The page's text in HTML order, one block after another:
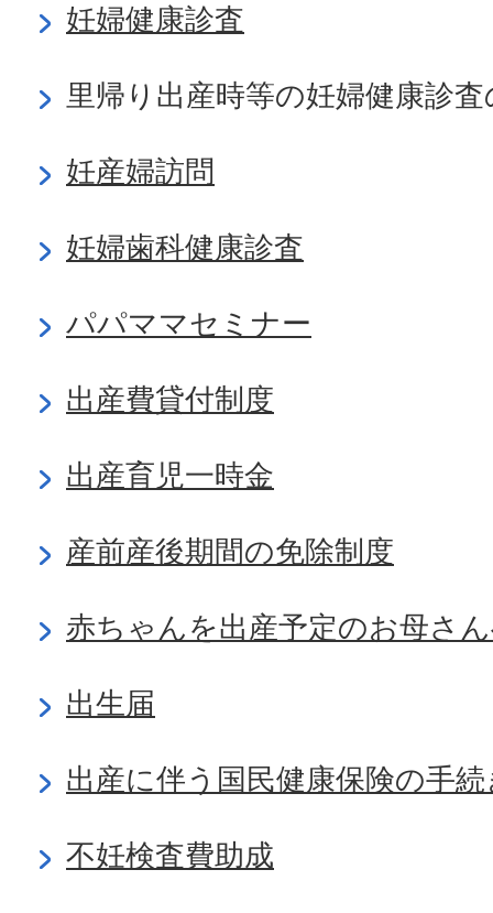
妊婦健康診査
里帰り出産時等の妊婦健康診
妊産婦訪問
妊婦歯科健康診査
パパママセミナー
出産費貸付制度
出産育児一時金
産前産後期間の免除制度
赤ちゃんを出産予定のお母さ
出生届
出産に伴う国民健康保険の手続
不妊検査費助成